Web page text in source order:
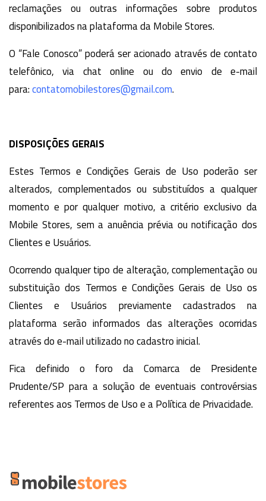
reclamações ou outras informações sobre produtos
disponibilizados na plataforma da Mobile Stores.
O “Fale Conosco” poderá ser acionado através de contato
telefônico, via chat online ou do envio de e-mail
para:contatomobilestores@gmail.com.
DISPOSIÇÕES GERAIS
Estes Termos e Condições Gerais de Uso poderão ser
alterados, complementados ou substituídos a qualquer
momento e por qualquer motivo, a critério exclusivo da
Mobile Stores, sem a anuência prévia ou notificação dos
Clientes e Usuários.
Ocorrendo qualquer tipo de alteração, complementação ou
substituição dos Termos e Condições Gerais de Uso os
Clientes e Usuários previamente cadastrados na
plataforma serão informados das alterações ocorridas
através do e-mail utilizado no cadastro inicial.
Fica definido o foro da Comarca de Presidente
Prudente/SP para a solução de eventuais controvérsias
referentes aos Termos de Uso e a Política de Privacidade.